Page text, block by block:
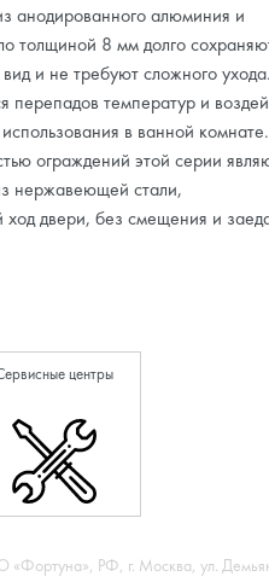
анодированного алюминия и
толщиной 8 мм долго
и не требуют сложного ухода.
перепадов температур и
в ванной комнате.
ограждений этой серии
нержавеющей стали,
двери, без смещения и
центры
РФ, г. Москва, ул.